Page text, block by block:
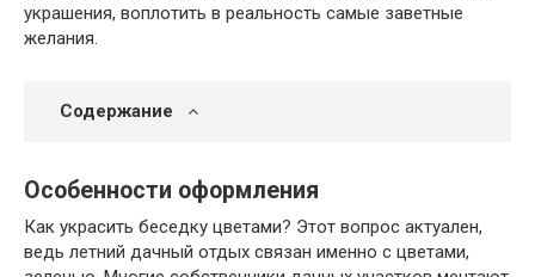
украшения, воплотить в реальность самые заветные
желания.
Содержание
Особенности оформления
Как украсить беседку цветами? Этот вопрос актуален,
ведь летний дачный отдых связан именно с цветами,